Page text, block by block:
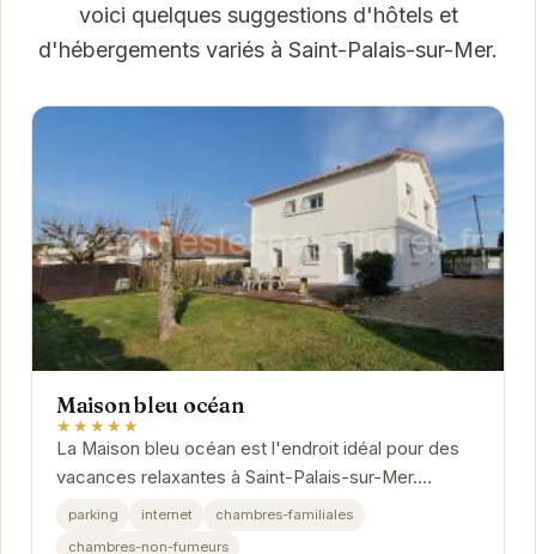
voici quelques suggestions d'hôtels et
d'hébergements variés à Saint-Palais-sur-Mer.
Maison bleu océan
★★★★★
La Maison bleu océan est l'endroit idéal pour des
vacances relaxantes à Saint-Palais-sur-Mer.
Proche des plages et des commerces, cette
parking internet
chambres-familiales
chambres-non-fumeurs